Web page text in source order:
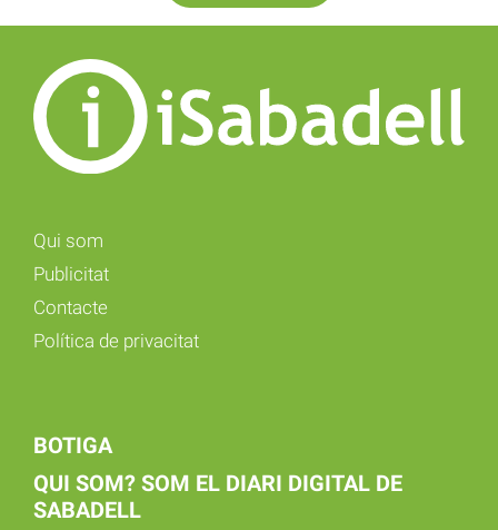
Qui som
Publicitat
Contacte
Política de privacitat
BOTIGA
QUI SOM? SOM EL DIARI DIGITAL DE
SABADELL